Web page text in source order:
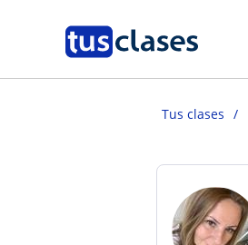
Tus clases